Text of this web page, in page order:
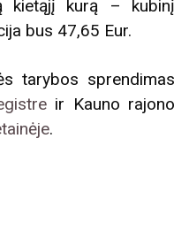
kietąjį kurą – kubinį
bus 47,65 Eur.
tarybos sprendimas
ir Kauno rajono
.